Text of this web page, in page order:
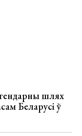
шлях
Беларусі ў